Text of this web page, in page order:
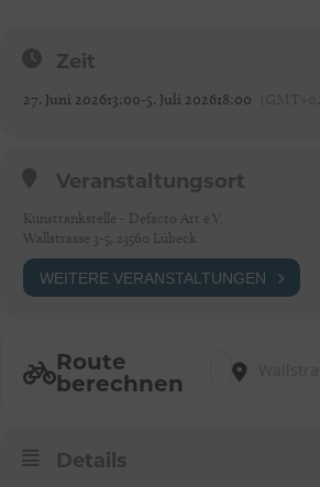
Zeit
27. Juni 202613:00-5. Juli 202618:00
Veranstaltungsort
Kunsttankstelle - Defacto Art e.V.
Wallstrasse 3-5, 23560 Lübeck
WEITERE VERANSTALTUNGEN
Route
berechnen
Address - "Der
Details